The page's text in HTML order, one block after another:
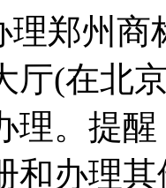
理郑州商
厅(在北
理。提
和办理